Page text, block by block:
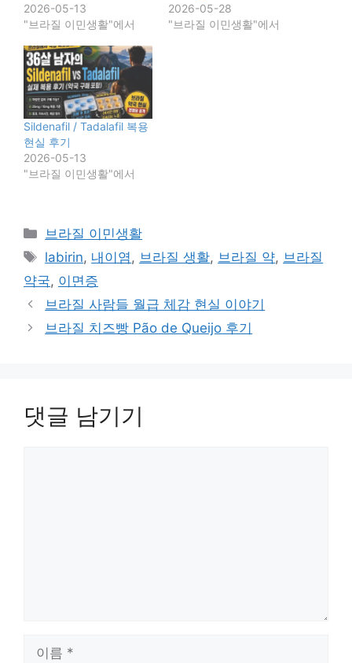
2026-05-13
"브라질 이민생활"에서
2026-05-28
"브라질 이민생활"에서
Sildenafil / Tadalafil 복용
현실 후기
2026-05-13
"브라질 이민생활"에서
카
테
리
브라질 이민생활
태
그
labirin, 내이염, 브라질 생활, 브라질 약, 브라질
약국, 이면증
브라질 사람들 월급 체감 현실 이야기
브라질 치즈빵 Pão de Queijo 후기
댓글 남기기